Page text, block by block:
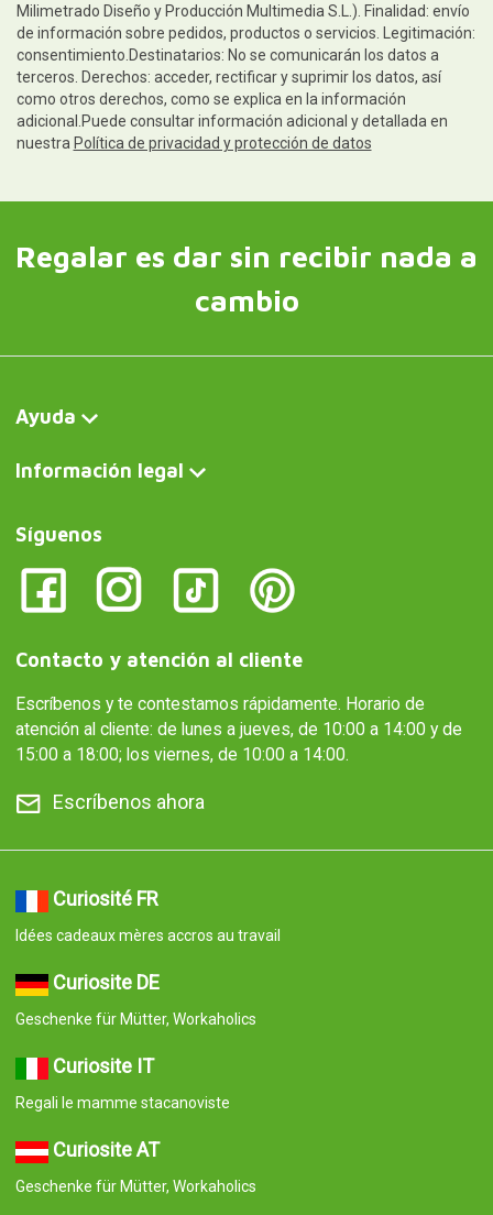
Milimetrado Diseño y Producción Multimedia S.L.). Finalidad: envío
de información sobre pedidos, productos o servicios. Legitimación:
consentimiento.Destinatarios: No se comunicarán los datos a
terceros. Derechos: acceder, rectificar y suprimir los datos, así
como otros derechos, como se explica en la información
adicional.Puede consultar información adicional y detallada en
nuestra Política de privacidad y protección de datos
Regalar es dar sin recibir nada a
cambio
Ayuda
Información legal
Síguenos
Contacto y atención al cliente
Escríbenos y te contestamos rápidamente. Horario de
atención al cliente: de lunes a jueves, de 10:00 a 14:00 y de
15:00 a 18:00; los viernes, de 10:00 a 14:00.
Escríbenos ahora
Curiosité FR
Idées cadeaux mères accros au travail
Curiosite DE
Geschenke für Mütter, Workaholics
Curiosite IT
Regali le mamme stacanoviste
Curiosite AT
Geschenke für Mütter, Workaholics